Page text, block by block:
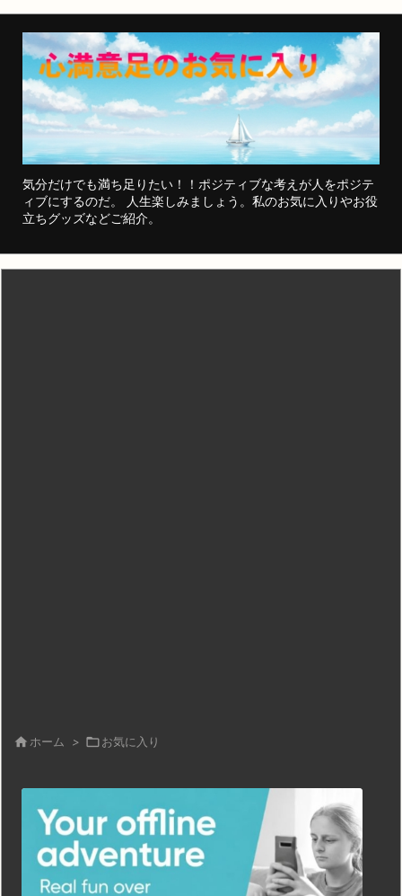
気分だけでも満ち足りたい！！ポジティブな考えが人をポジテ
ィブにするのだ。 人生楽しみましょう。私のお気に入りやお役
立ちグッズなどご紹介。
 ホーム > お気に入り